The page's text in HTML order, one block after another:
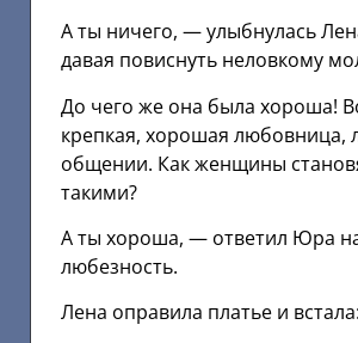
А ты ничего, — улыбнулась
давая повиснуть неловкому
До чего же она была хороша!
крепкая, хорошая любовница,
общении. Как женщины
такими?
А ты хороша, — ответил Юра
любезность.
Лена оправила платье и встала: